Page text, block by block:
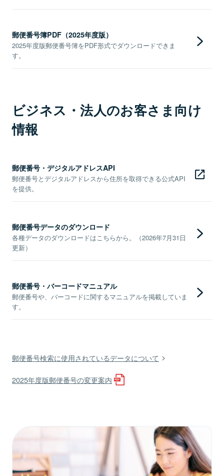
郵便番号簿PDF（2025年度版）
2025年度版郵便番号簿をPDF形式でダウンロードできま
す。
ビジネス・法人のお客さま向け
情報
郵便番号・デジタルアドレスAPI
郵便番号とデジタルアドレスから住所を取得できる公式API
を提供。
郵便番号データのダウンロード
各種データのダウンロードはこちらから。（2026年7月31日
更新）
郵便番号・バーコードマニュアル
郵便番号や、バーコードに関するマニュアルを掲載していま
す。
郵便番号検索に使用されているデータについて
2025年度版郵便番号の変更案内